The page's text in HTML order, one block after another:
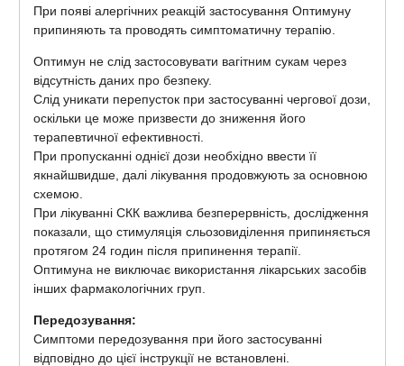
При появі алергічних реакцій застосування Оптимуну
припиняють та проводять симптоматичну терапію.
Оптимун не слід застосовувати вагітним сукам через
відсутність даних про безпеку.
Слід уникати перепусток при застосуванні чергової дози,
оскільки це може призвести до зниження його
терапевтичної ефективності.
При пропусканні однієї дози необхідно ввести її
якнайшвидше, далі лікування продовжують за основною
схемою.
При лікуванні СКК важлива безперервність, дослідження
показали, що стимуляція сльозовиділення припиняється
протягом 24 годин після припинення терапії.
Оптимуна не виключає використання лікарських засобів
інших фармакологічних груп.
Передозування:
Симптоми передозування при його застосуванні
відповідно до цієї інструкції не встановлені.